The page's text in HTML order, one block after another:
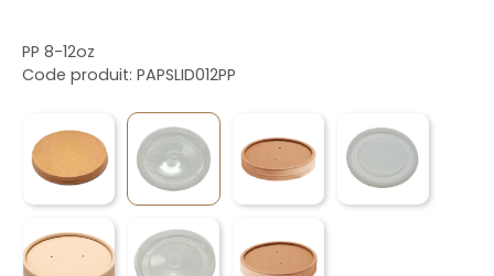
PP 8-12oz
Code produit: PAPSLID012PP